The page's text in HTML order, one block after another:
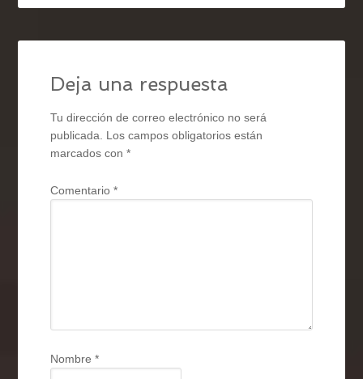
Deja una respuesta
Tu dirección de correo electrónico no será
publicada. Los campos obligatorios están
marcados con*
Comentario*
Nombre*